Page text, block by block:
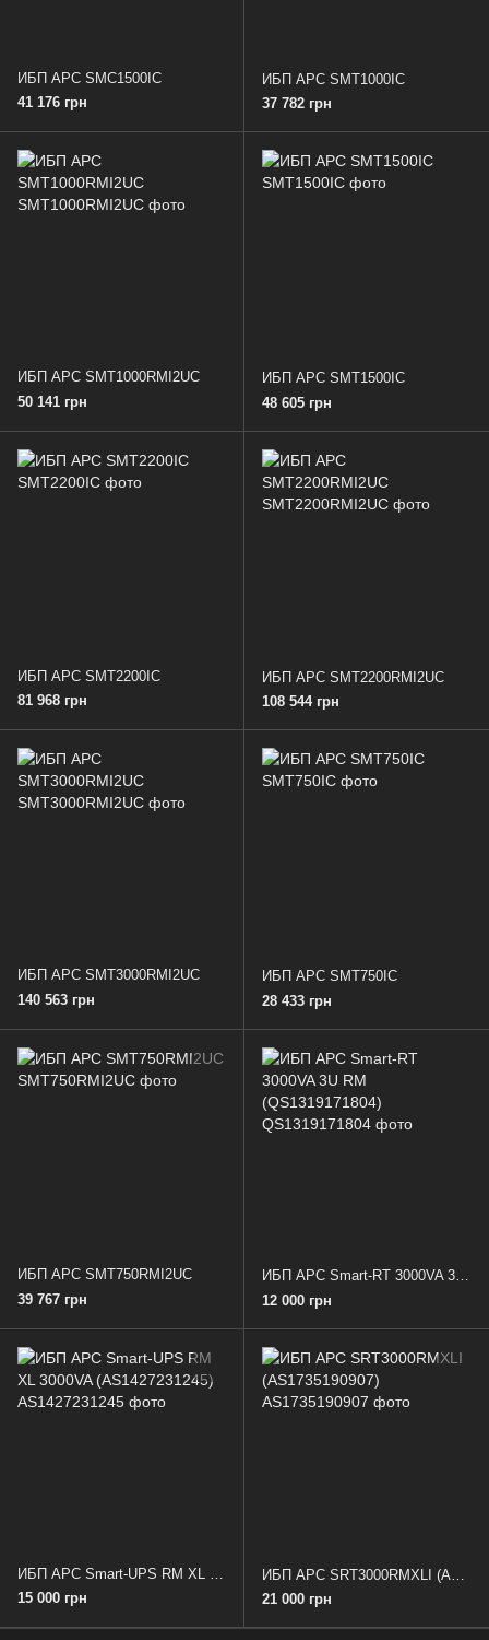
ИБП APC SMC1500IC
41 176 грн
ИБП APC SMT1000IC
37 782 грн
ИБП APC SMT1000RMI2UC
50 141 грн
ИБП APC SMT1500IC
48 605 грн
ИБП APC SMT2200IC
81 968 грн
ИБП APC SMT2200RMI2UC
108 544 грн
ИБП APC SMT3000RMI2UC
140 563 грн
ИБП APC SMT750IC
28 433 грн
ИБП APC SMT750RMI2UC
39 767 грн
12 000 грн
15 000 грн
21 000 грн